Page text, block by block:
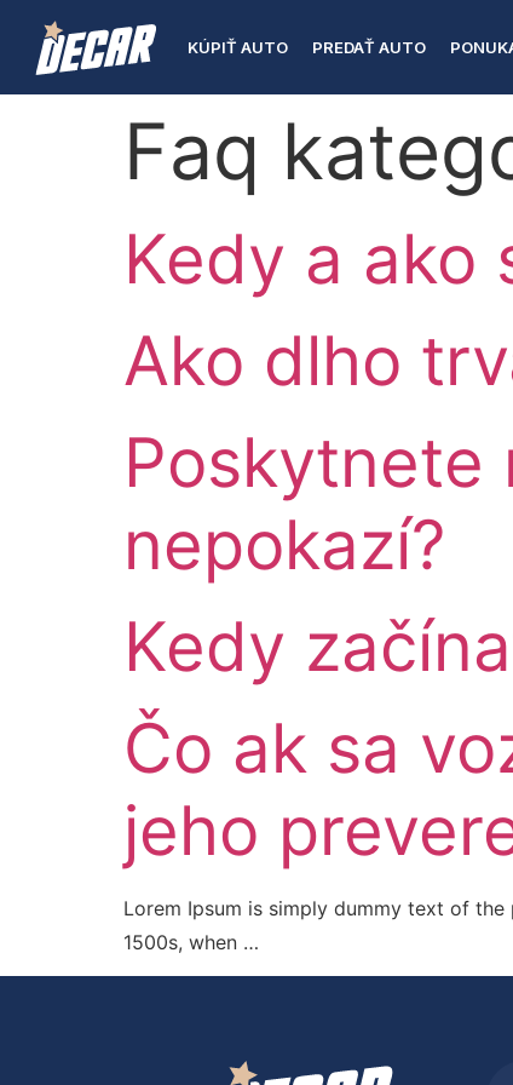
KÚPIŤ AUTO PREDAŤ AUTO
Faq
Kedy a ako
Ako dlho
Poskytnete
nepokazí?
Kedy
Čo ak sa
jeho
Lorem Ipsum is simply dummy text of
1500s, when …